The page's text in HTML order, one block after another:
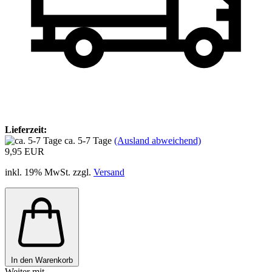
Lieferzeit:
ca. 5-7 Tage (Ausland abweichend)
9,95 EUR
inkl. 19% MwSt. zzgl. Versand
In den Warenkorb